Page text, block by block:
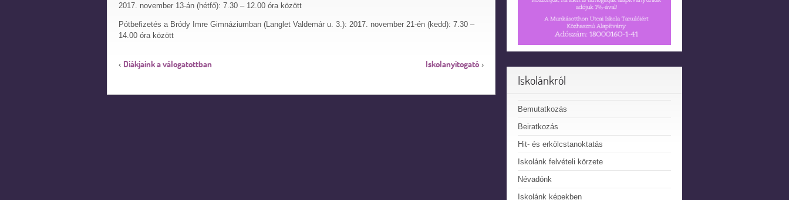
2017. november 13-án (hétfő): 7.30 – 12.00 óra között
Pótbefizetés a Bródy Imre Gimnáziumban (Langlet Valdemár u. 3.): 2017. november 21-én (kedd): 7.30 –
14.00 óra között
‹ Diákjaink a válogatottban Iskolanyitogató›
Iskolánkról
Bemutatkozás
Beiratkozás
Hit- és erkölcstanoktatás
Iskolánk felvételi körzete
Névadónk
Iskolánk képekben